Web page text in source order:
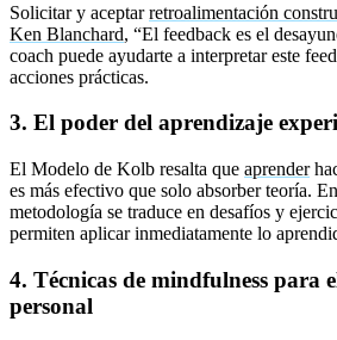
Solicitar y aceptarretroalimentación
Ken Blanchard, “El feedback es el
coach puede ayudarte a interpretar este
acciones prácticas.
3. El poder del aprendizaje
El Modelo de Kolb resalta que aprender
es más efectivo que solo absorber teoría.
metodología se traduce en desafíos y
permiten aplicar inmediatamente lo
4. Técnicas de mindfulness para
personal